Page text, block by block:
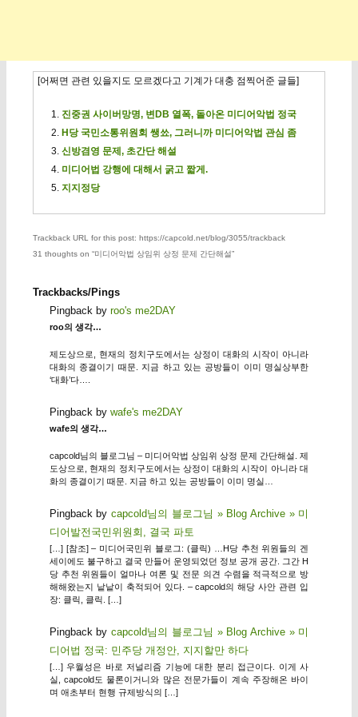
[어쩌면 관련 있을지도 모르겠다고 기계가 대충 점찍어준 글들]
진중권 사이버망명, 변DB 열폭, 돌아온 미디어악법 정국
H당 국민소통위원회 쌩쑈, 그러니까 미디어악법 관심 좀
신방겸영 문제, 초간단 해설
미디어법 강행에 대해서 굵고 짧게.
지지정당
Trackback URL for this post: https://capcold.net/blog/3055/trackback
31 thoughts on “미디어악법 상임위 상정 문제 간단해설”
Trackbacks/Pings
Pingback by roo's me2DAY
roo의 생각…
제도상으로, 현재의 정치구도에서는 상정이 대화의 시작이 아니라
대화의 종결이기 때문. 지금 하고 있는 공방들이 이미 명실상부한
‘대화’다….
Pingback by wafe's me2DAY
wafe의 생각…
capcold님의 블로그님 – 미디어악법 상임위 상정 문제 간단해설. 제
도상으로, 현재의 정치구도에서는 상정이 대화의 시작이 아니라 대
화의 종결이기 때문. 지금 하고 있는 공방들이 이미 명실…
Pingback bycapcold님의 블로그님 » Blog Archive » 미
디어발전국민위원회, 결국 파토
[…] [참조] – 미디어국민위 블로그: (클릭) …H당 추천 위원들의 겐
세이에도 불구하고 결국 만들어 운영되었던 정보 공개 공간. 그간 H
당 추천 위원들이 얼마나 여론 및 전문 의견 수렴을 적극적으로 방
해해왔는지 낱낱이 축적되어 있다. – capcold의 해당 사안 관련 입
장: 클릭, 클릭. […]
Pingback bycapcold님의 블로그님 » Blog Archive » 미
디어법 정국: 민주당 개정안, 지지할만 하다
[…] 우월성은 바로 저널리즘 기능에 대한 분리 접근이다. 이게 사
실, capcold도 물론이거니와 많은 전문가들이 계속 주장해온 바이
며 애초부터 현행 규제방식의 […]